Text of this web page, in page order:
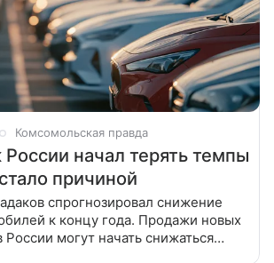
Комсомольская правда
начал терять темпы
причиной
спрогнозировал снижение
к концу года. Продажи новых
могут начать снижаться